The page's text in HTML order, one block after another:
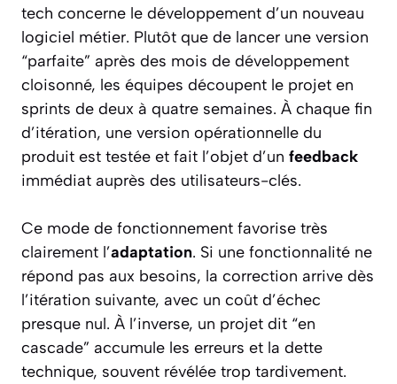
tech concerne le développement d’un nouveau
logiciel métier. Plutôt que de lancer une version
“parfaite” après des mois de développement
cloisonné, les équipes découpent le projet en
sprints de deux à quatre semaines. À chaque fin
d’itération, une version opérationnelle du
produit est testée et fait l’objet d’un feedback
immédiat auprès des utilisateurs-clés.
Ce mode de fonctionnement favorise très
clairement l’adaptation. Si une fonctionnalité ne
répond pas aux besoins, la correction arrive dès
l’itération suivante, avec un coût d’échec
presque nul. À l’inverse, un projet dit “en
cascade” accumule les erreurs et la dette
technique, souvent révélée trop tardivement.